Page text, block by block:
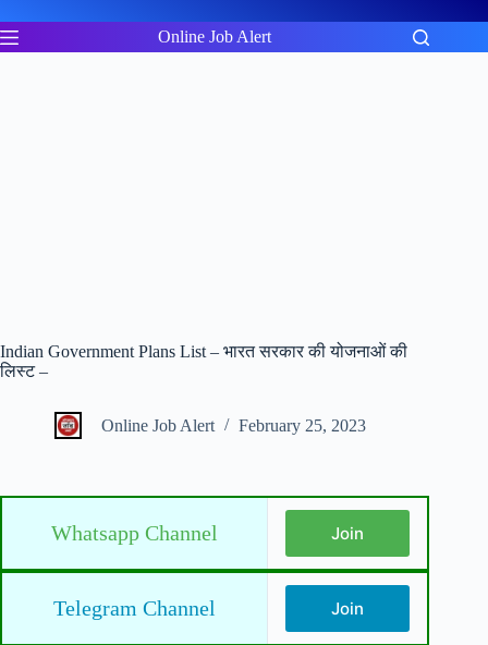
to
content
Online Job Alert
Indian Government Plans List – भारत सरकार की योजनाओं की
लिस्ट –
Online Job Alert February 25, 2023
Whatsapp Channel Join
Telegram Channel Join